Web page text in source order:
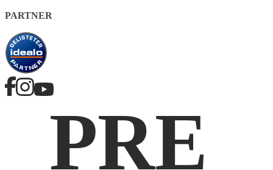
PARTNER